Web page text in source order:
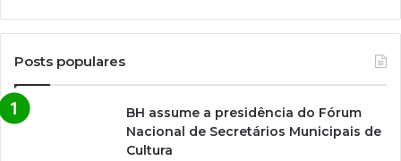
Posts populares
BH assume a presidência do Fórum
Nacional de Secretários Municipais de
Cultura